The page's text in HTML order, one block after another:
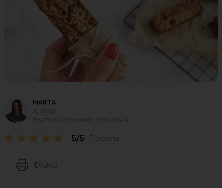
MARTA
AUTOR
ZAKTUALIZOWANO: 2022-08-16
5/5 1 ocena
Drukuj